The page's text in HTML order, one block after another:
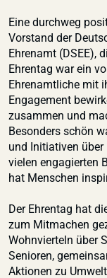
Eine durchweg
Vorstand der
Ehrenamt (DSEE),
Ehrentag war ein
Ehrenamtliche mit
Engagement
zusammen und
Besonders schön
und Initiativen
vielen engagierten
hat Menschen
Der Ehrentag hat
zum Mitmachen
Wohnvierteln über
Senioren,
Aktionen zu